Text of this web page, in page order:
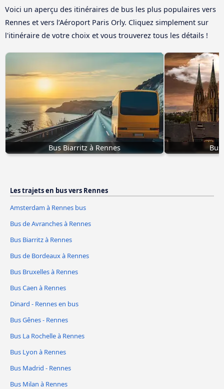
Voici un aperçu des itinéraires de bus les plus populaires vers
Rennes et vers l’Aéroport Paris Orly. Cliquez simplement sur
l'itinéraire de votre choix et vous trouverez tous les détails !
Bus Biarritz à Rennes Bus
Les trajets en bus vers Rennes
Amsterdam à Rennes bus
Bus de Avranches à Rennes
Bus Biarritz à Rennes
Bus de Bordeaux à Rennes
Bus Bruxelles à Rennes
Bus Caen à Rennes
Dinard - Rennes en bus
Bus Gênes - Rennes
Bus La Rochelle à Rennes
Bus Lyon à Rennes
Bus Madrid - Rennes
Bus Milan à Rennes